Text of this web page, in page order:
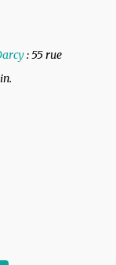
: 55 rue